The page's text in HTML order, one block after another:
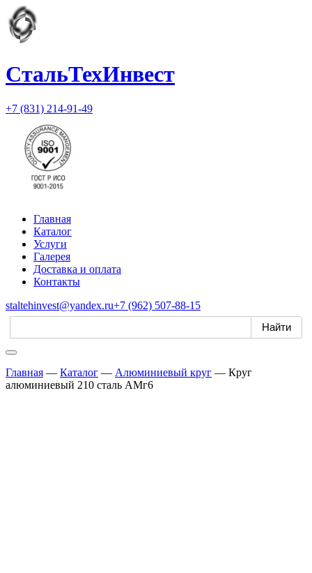
СтальТехИнвест
+7 (831) 214-91-49
Главная
Каталог
Услуги
Галерея
Доставка и оплата
Контакты
staltehinvest@yandex.ru+7 (962) 507-88-15
Главная — Каталог — Алюминиевый круг — Круг
алюминиевый 210 сталь АМг6